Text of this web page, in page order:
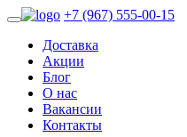
+7 (967) 555-00-15
Доставка
Акции
Блог
О нас
Вакансии
Контакты